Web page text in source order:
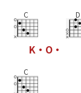
C
K・ O・
D
C